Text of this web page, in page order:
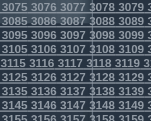
3075 3076 3077 3078 3079
308530863087 3088 3089
3095 3096 3097 3098 3099
3105 3106 3107 3108 3109
3115 3116 3117 3118 3119
3125 3126 3127 3128 3129
3135 3136 3137 3138 3139
3145 3146 3147 3148 3149